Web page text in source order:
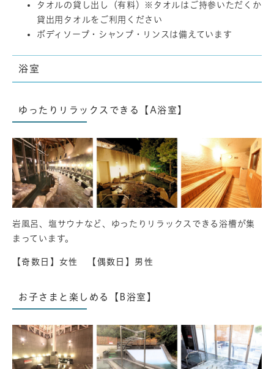
タオルの貸し出し（有料）※タオルはご持参いただくか
貸出用タオルをご利用ください
ボディソープ・シャンプ・リンスは備えています
浴室
ゆったりリラックスできる【A浴室】
​岩風呂、塩サウナなど、ゆったりリラックスできる浴槽が集
まっています。
【奇数日】女性 【偶数日】男性
お子さまと楽しめる【B浴室】